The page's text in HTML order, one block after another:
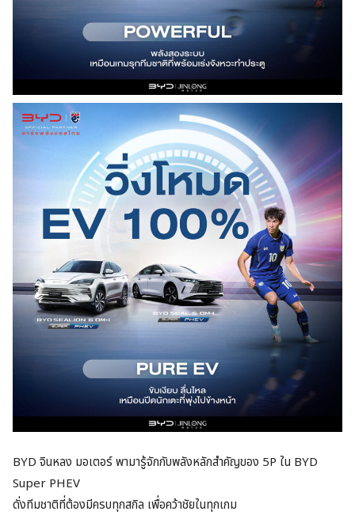
BYD จินหลง มอเตอร์ พามารู้จักกับพลังหลักสำคัญของ 5P ใน BYD
Super PHEV
ดั่งทีมชาติที่ต้องมีครบทุกสกิล เพื่อคว้าชัยในทุกเกม